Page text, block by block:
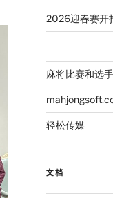
2026迎春赛开
麻将比赛和选
轻松传媒
文档